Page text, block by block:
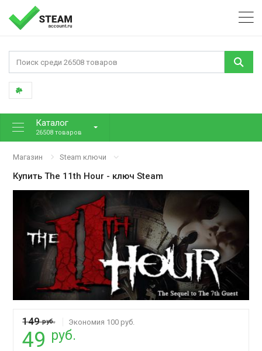
Каталог
26508 товаров
Магазин Steam ключи
КупитьThe 11th Hour - ключ Steam
149руб. Экономия 100 руб.
49 руб.